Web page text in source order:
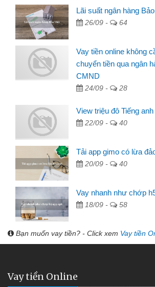
Lãi suất ngân hàng
26/09 - 64
Vay tiền online không
chuyển tiền qua ngân
CMND
24/09 - 28
View triệu đô Tiếng anh
22/09 - 40
Tải app gimo có lừa
20/09 - 40
Vay nhanh như chớp
18/09 - 58
Bạn muốn vay tiền? - Click xem Vay tiền
Vay tiền Online